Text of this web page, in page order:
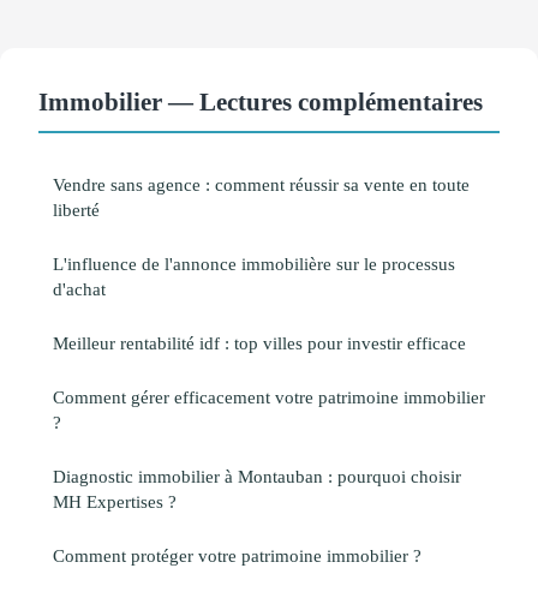
Immobilier — Lectures complémentaires
Vendre sans agence : comment réussir sa vente en toute
liberté
L'influence de l'annonce immobilière sur le processus
d'achat
Meilleur rentabilité idf : top villes pour investir efficace
Comment gérer efficacement votre patrimoine immobilier
?
Diagnostic immobilier à Montauban : pourquoi choisir
MH Expertises ?
Comment protéger votre patrimoine immobilier ?